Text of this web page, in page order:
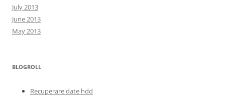
July 2013
June 2013
May 2013
BLOGROLL
Recuperare date hdd